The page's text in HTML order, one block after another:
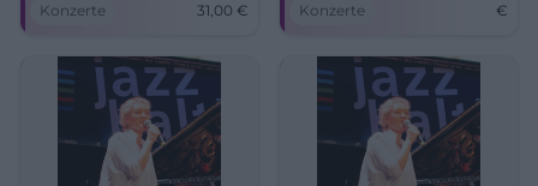
Uhr, Tickets ab 31 €. Feine
Plätze sichern. #JazzLindau
Konzerte 31,00 €
Garten am 5. August 2026!
Konzerte €